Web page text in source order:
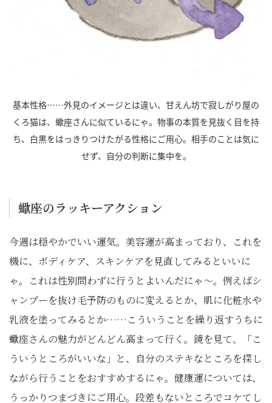
基本性格……外見のイメージとは違い、甘えん坊で寂しがり屋の
くろ猫は、蠍座さんに似ているにゃ。物事の本質を見抜く目を持
ち、白黒をはっきりつけたがる性格にご用心。相手のことは気に
せず、自分の判断に集中を。
蠍座のラッキーアクション
今週は穏やかでいい運気。美容運が高まっており、これを
機に、ボディケア、スキンケアを見直してみるといいに
ゃ。これは性別問わずに行うとよいんだにゃ～。例えばシ
ャンプーを抜け毛予防のものに変えるとか、肌に化粧水や
乳液を塗ってみるとか……こういうことを繰り返すうちに
蠍座さんの魅力がどんどん高まって行く。鏡を見て、「こ
ういうところがいいな」と、自分のステキなところを探し
ながら行うことをおすすめするにゃ。健康運については、
うっかりつまづきにご用心。段差もないところでコケてし